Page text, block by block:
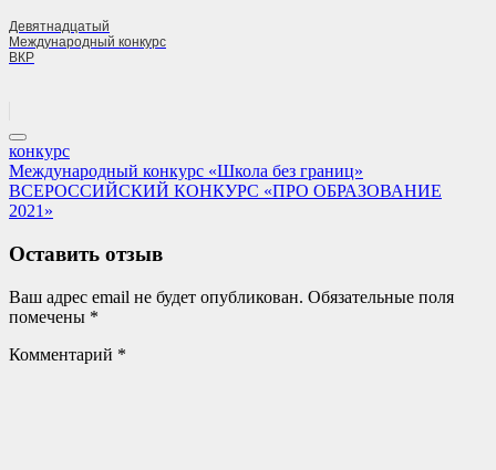
Девятнадцатый
Международный конкурс
ВКР
конкурс
Навигация
по
Previous
Post:
Международный конкурс «Школа без границ»
Next
Post:
ВСЕРОССИЙСКИЙ КОНКУРС «ПРО ОБРАЗОВАНИЕ
2021»
Оставить отзыв
Ваш адрес email не будет опубликован. Обязательные поля
помечены *
Комментарий *